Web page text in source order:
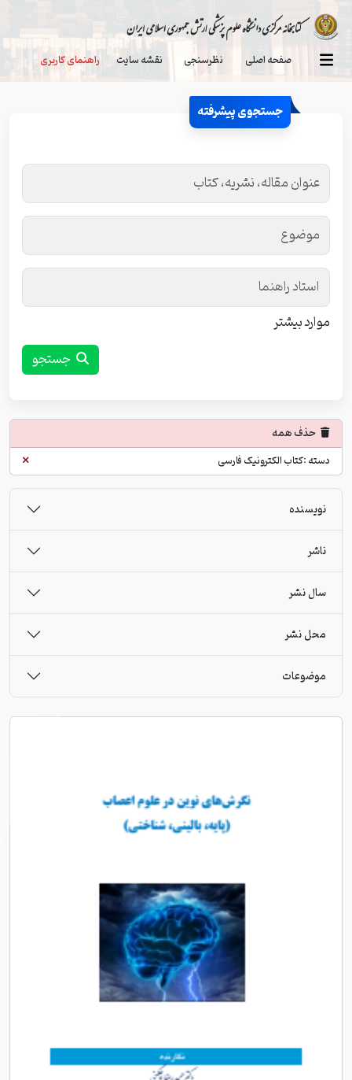
صفحه اصلی نظرسنجی نقشه سایت راهنمای کاربری
جستجوی پیشرفته
موارد بیشتر
حذف همه
دسته :کتاب الکترونیک فارسی
نویسنده
ناشر
سال نشر
محل نشر
موضوعات